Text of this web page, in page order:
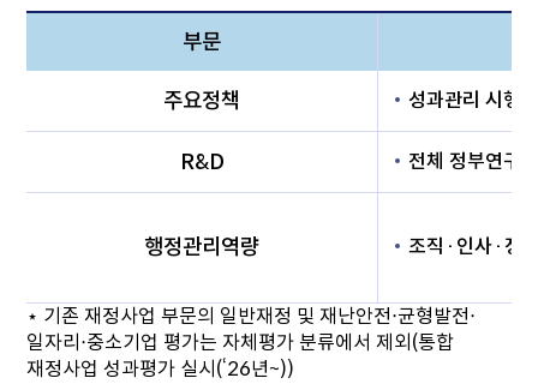
부문
주요정책 성과관리 시행
R&D 전체 정부연구
행정관리역량 조직·인사·정
⋆ 기존 재정사업 부문의 일반재정 및 재난안전‧균형발전‧
일자리‧중소기업 평가는 자체평가 분류에서 제외(통합
재정사업 성과평가 실시(‘26년~))